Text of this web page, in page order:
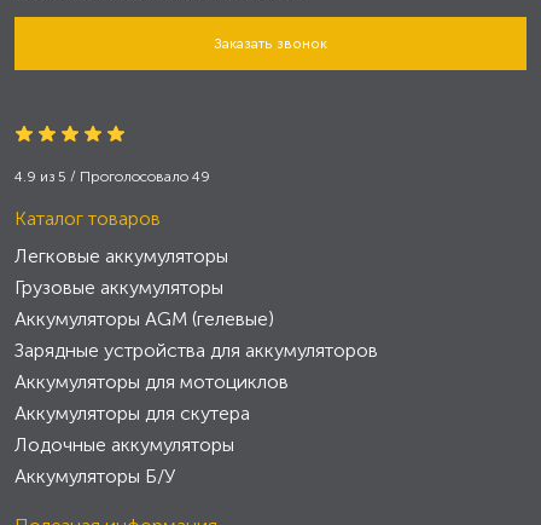
Заказать звонок
4.9 из 5 / Проголосовало 49
Каталог товаров
Легковые аккумуляторы
Грузовые аккумуляторы
Аккумуляторы AGM (гелевые)
Зарядные устройства для аккумуляторов
Аккумуляторы для мотоциклов
Аккумуляторы для скутера
Лодочные аккумуляторы
Аккумуляторы Б/У